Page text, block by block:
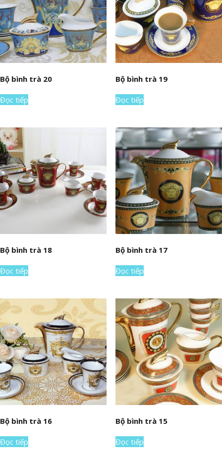
Bộ bình trà 20
Đọc tiếp
Bộ bình trà 19
Đọc tiếp
Bộ bình trà 18
Đọc tiếp
Bộ bình trà 17
Đọc tiếp
Bộ bình trà 16
Đọc tiếp
Bộ bình trà 15
Đọc tiếp